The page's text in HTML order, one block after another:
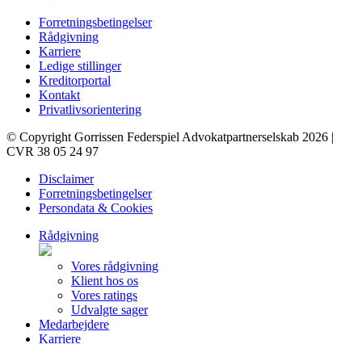
Forretningsbetingelser
Rådgivning
Karriere
Ledige stillinger
Kreditorportal
Kontakt
Privatlivsorientering
© Copyright Gorrissen Federspiel Advokatpartnerselskab 2026 |
CVR 38 05 24 97
Disclaimer
Forretningsbetingelser
Persondata & Cookies
Rådgivning
Vores rådgivning
Klient hos os
Vores ratings
Udvalgte sager
Medarbejdere
Karriere